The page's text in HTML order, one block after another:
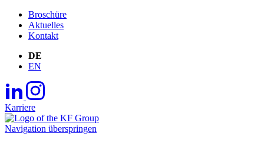
Broschüre
Aktuelles
Kontakt
DE
EN
Karriere
Navigation überspringen